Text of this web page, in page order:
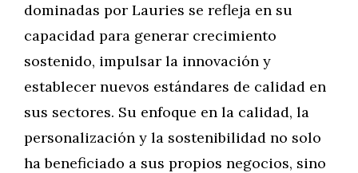
dominadas por Lauries se refleja en su
capacidad para generar crecimiento
sostenido, impulsar la innovación y
establecer nuevos estándares de calidad en
sus sectores. Su enfoque en la calidad, la
personalización y la sostenibilidad no solo
ha beneficiado a sus propios negocios, sino